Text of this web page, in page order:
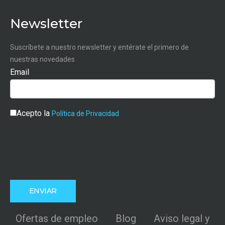
Newsletter
Suscríbete a nuestro newsletter y entérate el primero de
nuestras novedades
Email
Acepto la Política de Privacidad
Ofertas de empleo Blog Aviso legal y